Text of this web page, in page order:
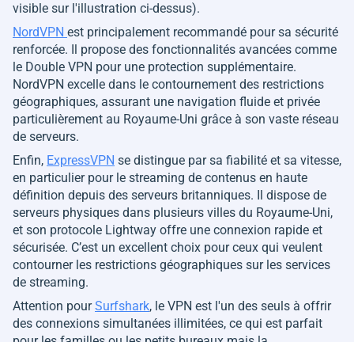
visible sur l'illustration ci-dessus).
NordVPN est principalement recommandé pour sa sécurité
renforcée. Il propose des fonctionnalités avancées comme
le Double VPN pour une protection supplémentaire.
NordVPN excelle dans le contournement des restrictions
géographiques, assurant une navigation fluide et privée
particulièrement au Royaume-Uni grâce à son vaste réseau
de serveurs.
Enfin, ExpressVPN se distingue par sa fiabilité et sa vitesse,
en particulier pour le streaming de contenus en haute
définition depuis des serveurs britanniques​. Il dispose de
serveurs physiques dans plusieurs villes du Royaume-Uni,
et son protocole Lightway offre une connexion rapide et
sécurisée. C’est un excellent choix pour ceux qui veulent
contourner les restrictions géographiques sur les services
de streaming.
Attention pourSurfshark, le VPN est l'un des seuls à offrir
des connexions simultanées illimitées, ce qui est parfait